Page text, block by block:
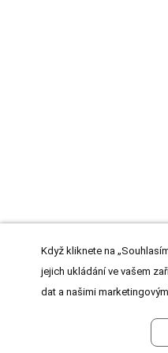
Když kliknete na
jejich ukládání ve vašem
dat a našimi